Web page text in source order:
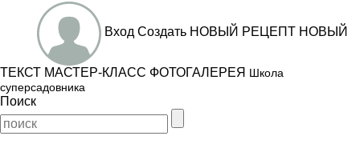
Вход Создать НОВЫЙ РЕЦЕПТ НОВЫЙ
ТЕКСТ МАСТЕР-КЛАСС ФОТОГАЛЕРЕЯ Школа
суперсадовника
Поиск